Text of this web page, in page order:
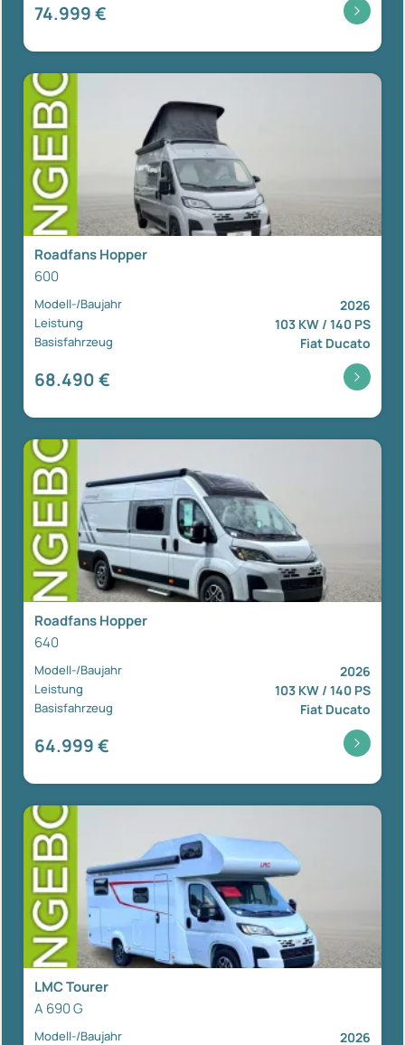
74.999 €
Roadfans Hopper
600
Modell-/Baujahr 2026
Leistung 103 KW / 140 PS
Basisfahrzeug Fiat Ducato
68.490 €
Roadfans Hopper
640
Modell-/Baujahr 2026
Leistung 103 KW / 140 PS
Basisfahrzeug Fiat Ducato
64.999 €
LMC Tourer
A 690 G
Modell-/Baujahr 2026